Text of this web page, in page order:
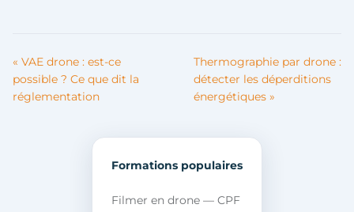
« VAE drone : est-ce
possible ? Ce que dit la
réglementation
Thermographie par drone :
détecter les déperditions
énergétiques »
Formations populaires
Filmer en drone — CPF